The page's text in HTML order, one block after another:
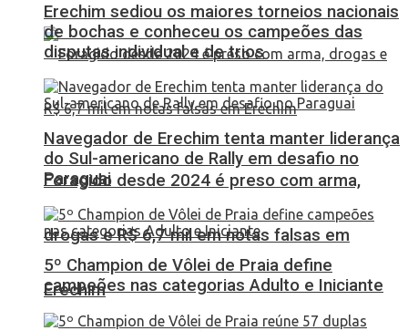
Foragido desde 2024 é preso com arma,
drogas e R$ 6,7 mil em notas falsas em
Erechim
Erechim sediou os maiores torneios nacionais
de bochas e conheceu os campeões das
disputas individual e de trios
Navegador de Erechim tenta manter liderança
do Sul-americano de Rally em desafio no
Paraguai
5º Champion de Vôlei de Praia define
campeões nas categorias Adulto e Iniciante